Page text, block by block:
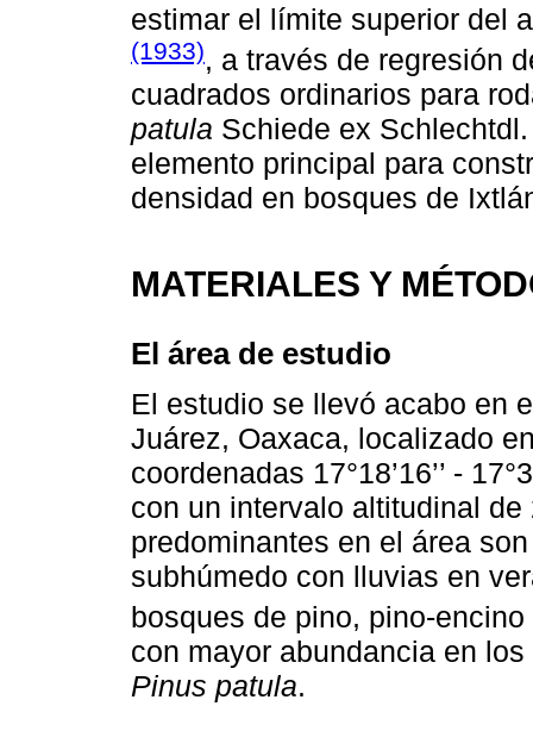
estimar el límite superior del
(1933), a través de regresión
cuadrados ordinarios para
patula Schiede ex
elemento principal para
densidad en bosques de
MATERIALES Y
El área de estudio
El estudio se llevó acabo en
Juárez, Oaxaca, localizado
coordenadas 17°18’16’’ -
con un intervalo altitudinal
predominantes en el área
subhúmedo con lluvias en
bosques de pino, pino-
con mayor abundancia en
Pinus patula.